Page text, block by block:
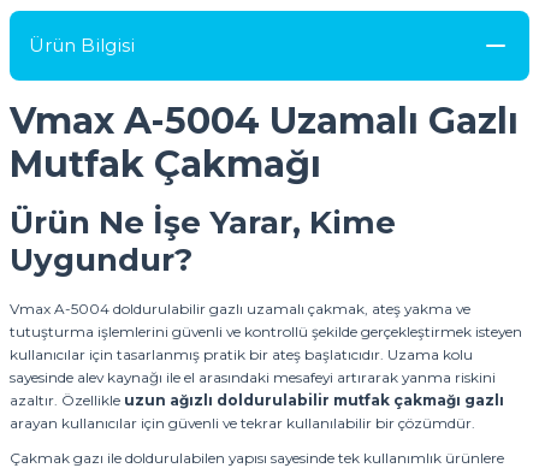
Ürün Bilgisi
Vmax A-5004 Uzamalı Gazlı
Mutfak Çakmağı
Ürün Ne İşe Yarar, Kime
Uygundur?
Vmax A-5004 doldurulabilir gazlı uzamalı çakmak, ateş yakma ve
tutuşturma işlemlerini güvenli ve kontrollü şekilde gerçekleştirmek isteyen
kullanıcılar için tasarlanmış pratik bir ateş başlatıcıdır. Uzama kolu
sayesinde alev kaynağı ile el arasındaki mesafeyi artırarak yanma riskini
azaltır. Özellikle uzun ağızlı doldurulabilir mutfak çakmağı gazlı
arayan kullanıcılar için güvenli ve tekrar kullanılabilir bir çözümdür.
Çakmak gazı ile doldurulabilen yapısı sayesinde tek kullanımlık ürünlere